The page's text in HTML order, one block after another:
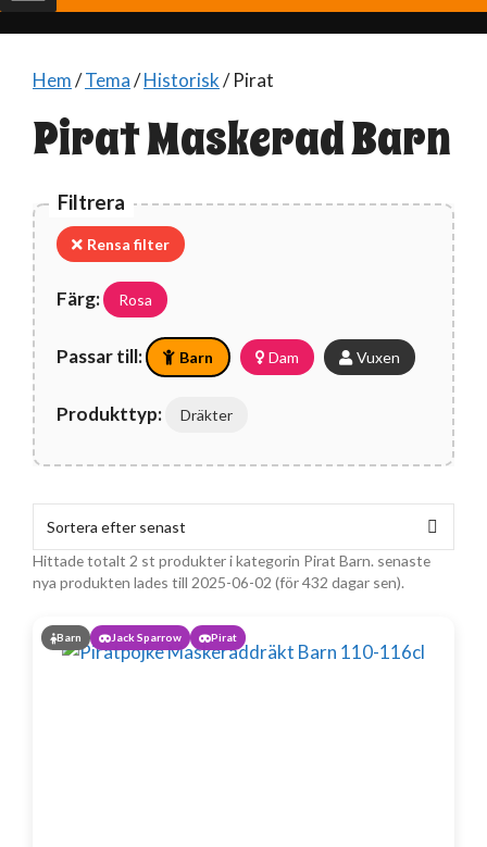
Hem/Tema/Historisk/ Pirat
Pirat Maskerad Barn
Filtrera
Rensa filter
Färg: Rosa
Passar till: Barn Dam Vuxen
Produkttyp: Dräkter
Hittade totalt 2 st produkter i kategorin Pirat Barn. senaste
nya produkten lades till 2025-06-02 (för 432 dagar sen).
Barn Jack Sparrow Pirat